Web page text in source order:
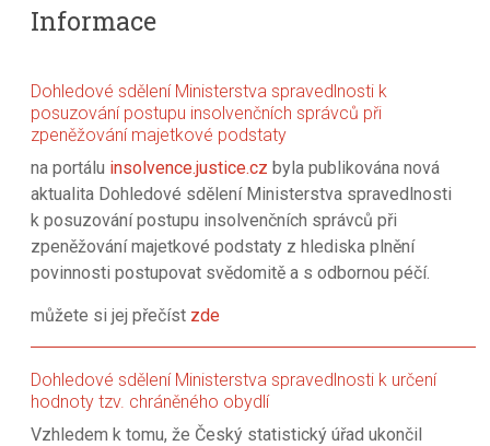
Informace
Dohledové sdělení Ministerstva spravedlnosti k
posuzování postupu insolvenčních správců při
zpeněžování majetkové podstaty
na portálu insolvence.justice.cz byla publikována nová
aktualita Dohledové sdělení Ministerstva spravedlnosti
k posuzování postupu insolvenčních správců při
zpeněžování majetkové podstaty z hlediska plnění
povinnosti postupovat svědomitě a s odbornou péčí.
můžete si jej přečíst zde
Dohledové sdělení Ministerstva spravedlnosti k určení
hodnoty tzv. chráněného obydlí
Vzhledem k tomu, že Český statistický úřad ukončil